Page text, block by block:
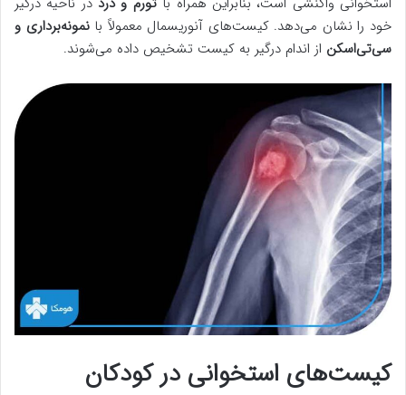
خود را نشان می‌دهد. کیست‌های آنوریسمال معمولاً بانمونه‌برداری و
سی‌تی‌اسکن از اندام درگیر به کیست تشخیص داده می‌شوند.
کیست‌های استخوانی در کودکان